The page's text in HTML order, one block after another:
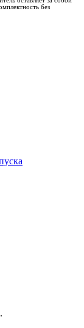
без